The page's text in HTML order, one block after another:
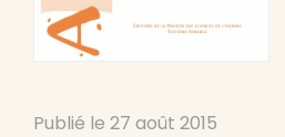
Publié le 27 août 2015